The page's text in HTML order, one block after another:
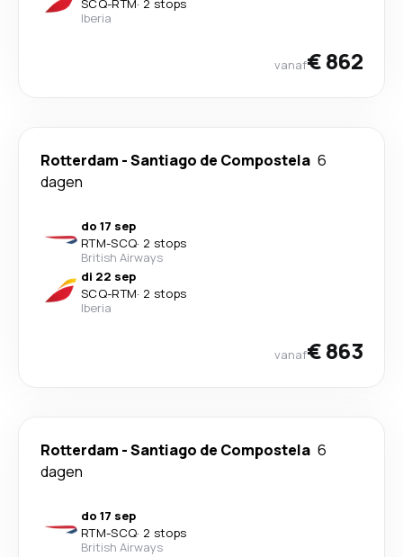
SCQ-RTM· 2 stops
Iberia
vanaf€ 862
Rotterdam -Santiago de Compostela 6
dagen
do 17 sep
RTM-SCQ· 2 stops
British Airways
di 22 sep
SCQ-RTM· 2 stops
Iberia
vanaf€ 863
Rotterdam -Santiago de Compostela 6
dagen
do 17 sep
RTM-SCQ· 2 stops
British Airways